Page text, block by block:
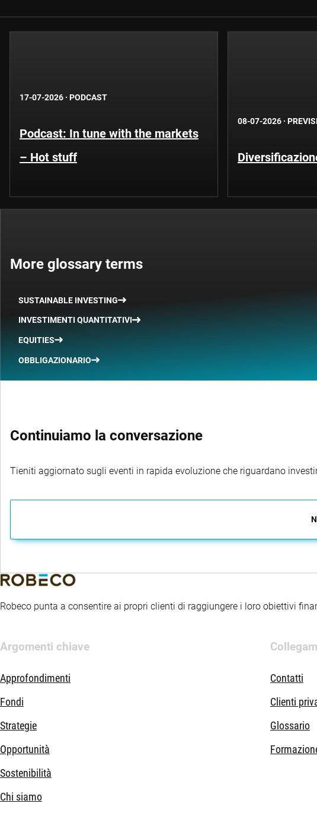
17-07-2026 · PODCAST
Podcast: In tune with the markets
– Hot stuff
08-07-2026 ·
More glossary terms
SUSTAINABLE INVESTING
INVESTIMENTI QUANTITATIVI
EQUITIES
OBBLIGAZIONARIO
Continuiamo la conversazione
Tieniti aggiornato sugli eventi in rapida evoluzione che riguardano
Robeco punta a consentire ai propri clienti di raggiungere i loro obiettivi
Argomenti chiave
Approfondimenti
Fondi
Strategie
Opportunità
Sostenibilità
Chi siamo
Contatti
Clienti
Glossario